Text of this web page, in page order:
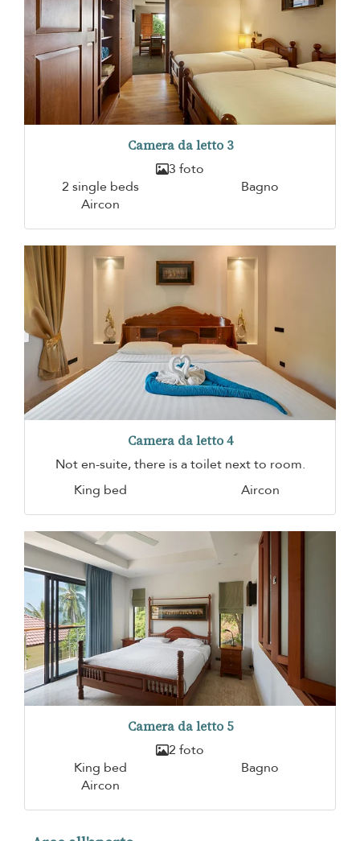
Camera da letto 3
3 foto
2 single beds
Bagno
Aircon
Camera da letto 4
Not en-suite, there is a toilet next to room.
King bed
Aircon
Camera da letto 5
2 foto
King bed
Bagno
Aircon